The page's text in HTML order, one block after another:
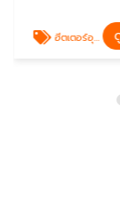
ฮีตเตอร์อุตสาหกรรม